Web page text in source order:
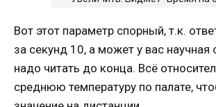
Вот этот параметр спорный, т.к.
за секунд 10, а может у вас научная
надо читать до конца. Всё
среднюю температуру по палате,